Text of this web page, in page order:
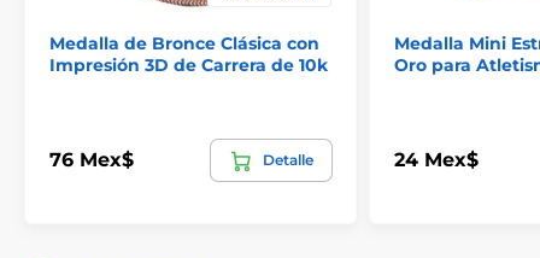
Medalla de Bronce Clásica con
Impresión 3D de Carrera de 10k
76 Mex$ Detalle
Medalla Mini
Oro para
24 Mex$